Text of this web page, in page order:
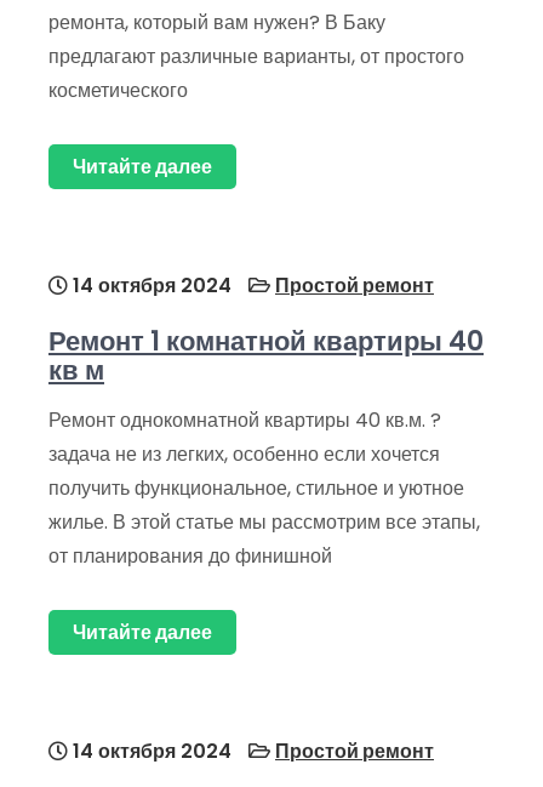
ремонта, который вам нужен? В Баку
предлагают различные варианты, от простого
косметического
Читайте далее
14 октября 2024 Простой ремонт
Ремонт 1 комнатной квартиры 40
кв м
Ремонт однокомнатной квартиры 40 кв.м. ?
задача не из легких, особенно если хочется
получить функциональное, стильное и уютное
жилье. В этой статье мы рассмотрим все этапы,
от планирования до финишной
Читайте далее
14 октября 2024 Простой ремонт